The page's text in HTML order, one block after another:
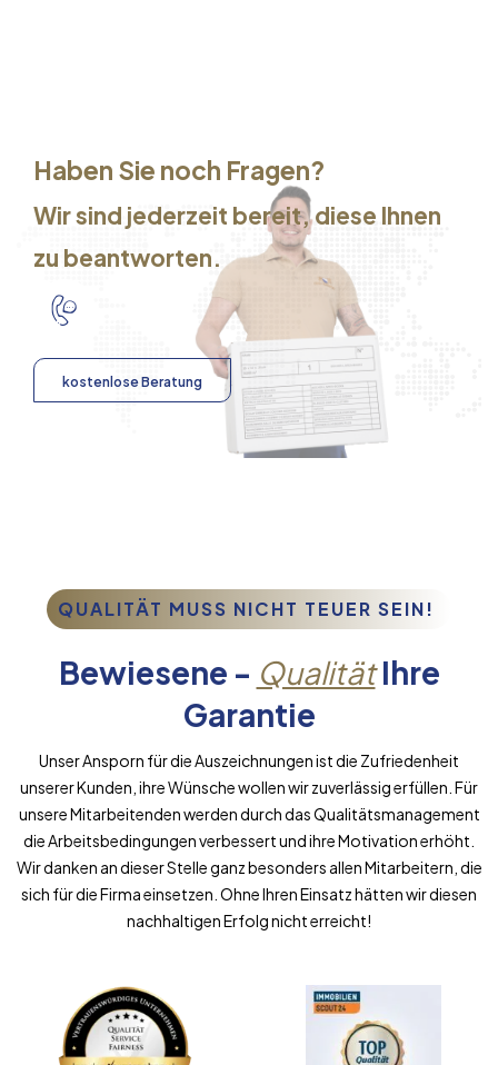
Haben Sie noch Fragen?
Wir sind jederzeit bereit, diese Ihnen
zu beantworten.
kostenlose Beratung
QUALITÄT MUSS NICHT TEUER SEIN!
Bewiesene - QualitätIhre
Garantie
Unser Ansporn für die Auszeichnungen ist die Zufriedenheit
unserer Kunden, ihre Wünsche wollen wir zuverlässig erfüllen. Für
unsere Mitarbeitenden werden durch das Qualitätsmanagement
die Arbeitsbedingungen verbessert und ihre Motivation erhöht.
Wir danken an dieser Stelle ganz besonders allen Mitarbeitern, die
sich für die Firma einsetzen. Ohne Ihren Einsatz hätten wir diesen
nachhaltigen Erfolg nicht erreicht!